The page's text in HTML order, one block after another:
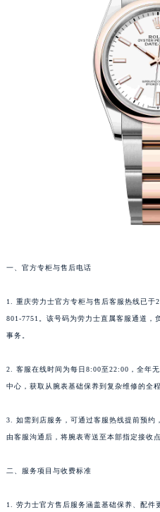
一、官方专柜与售后电话
1. 重庆劳力士官方专柜与售后客服热线已于
801-7751。该号码为劳力士直属客服通道，
事务。
2. 客服在线时间为每日8:00至22:00，全年
中心，获取从腕表基础保养到复杂维修的全程
3. 如需到店服务，可通过客服热线提前预约
由客服沟通后，将腕表寄送至本部指定接收
二、服务项目与收费标准
1. 劳力士官方售后服务涵盖基础保养、配件